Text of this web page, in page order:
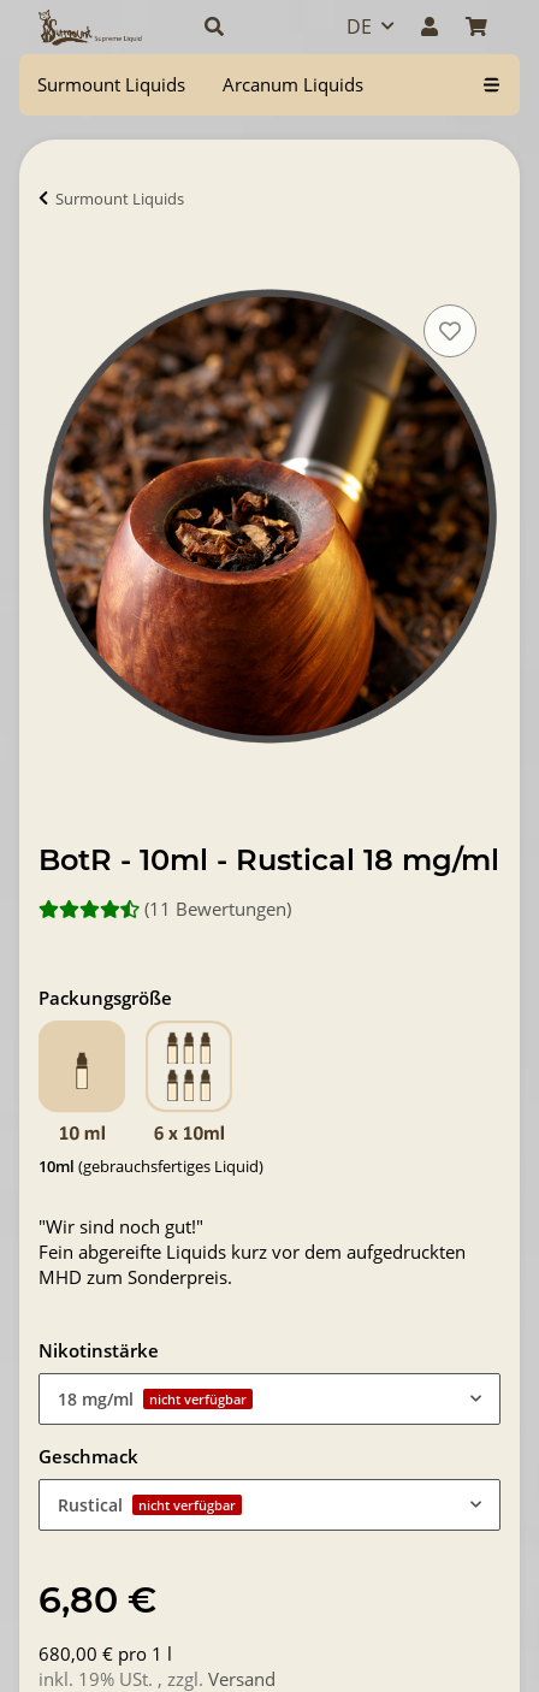
DE
Surmount Liquids Arcanum Liquids
Surmount Liquids
BotR - 10ml - Rustical 18 mg/ml
(11 Bewertungen)
Packungsgröße
10ml (gebrauchsfertiges Liquid)
"Wir sind noch gut!"
Fein abgereifte Liquids kurz vor dem aufgedruckten
MHD zum Sonderpreis.
Nikotinstärke
18 mg/ml nicht verfügbar
Geschmack
Rustical nicht verfügbar
6,80 €
680,00 € pro 1 l
inkl. 19% USt. , zzgl. Versand